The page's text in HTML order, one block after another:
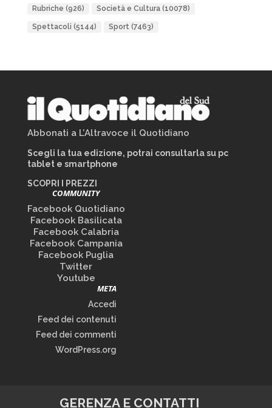
Rubriche (926) Società e Cultura(10078)
Spettacoli (5144) Sport(7463)
Abbonati a L’Altravoce il Quotidiano
Scegli la tua edizione, potrai consultarla su pc
tablet e smartphone
SCOPRI I PREZZI
COMMUNITY
Facebook Quotidiano
Facebook Basilicata
Facebook Calabria
Facebook Campania
Facebook Puglia
Twitter
Youtube
META
Accedi
Feed dei contenuti
Feed dei commenti
WordPress.org
GERENZA E CONTATTI